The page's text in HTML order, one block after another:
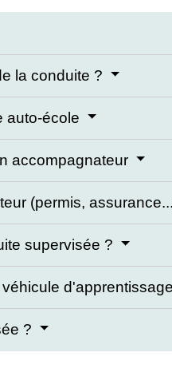
la conduite ?
auto-école
accompagnateur
(permis,
supervisée ?
?